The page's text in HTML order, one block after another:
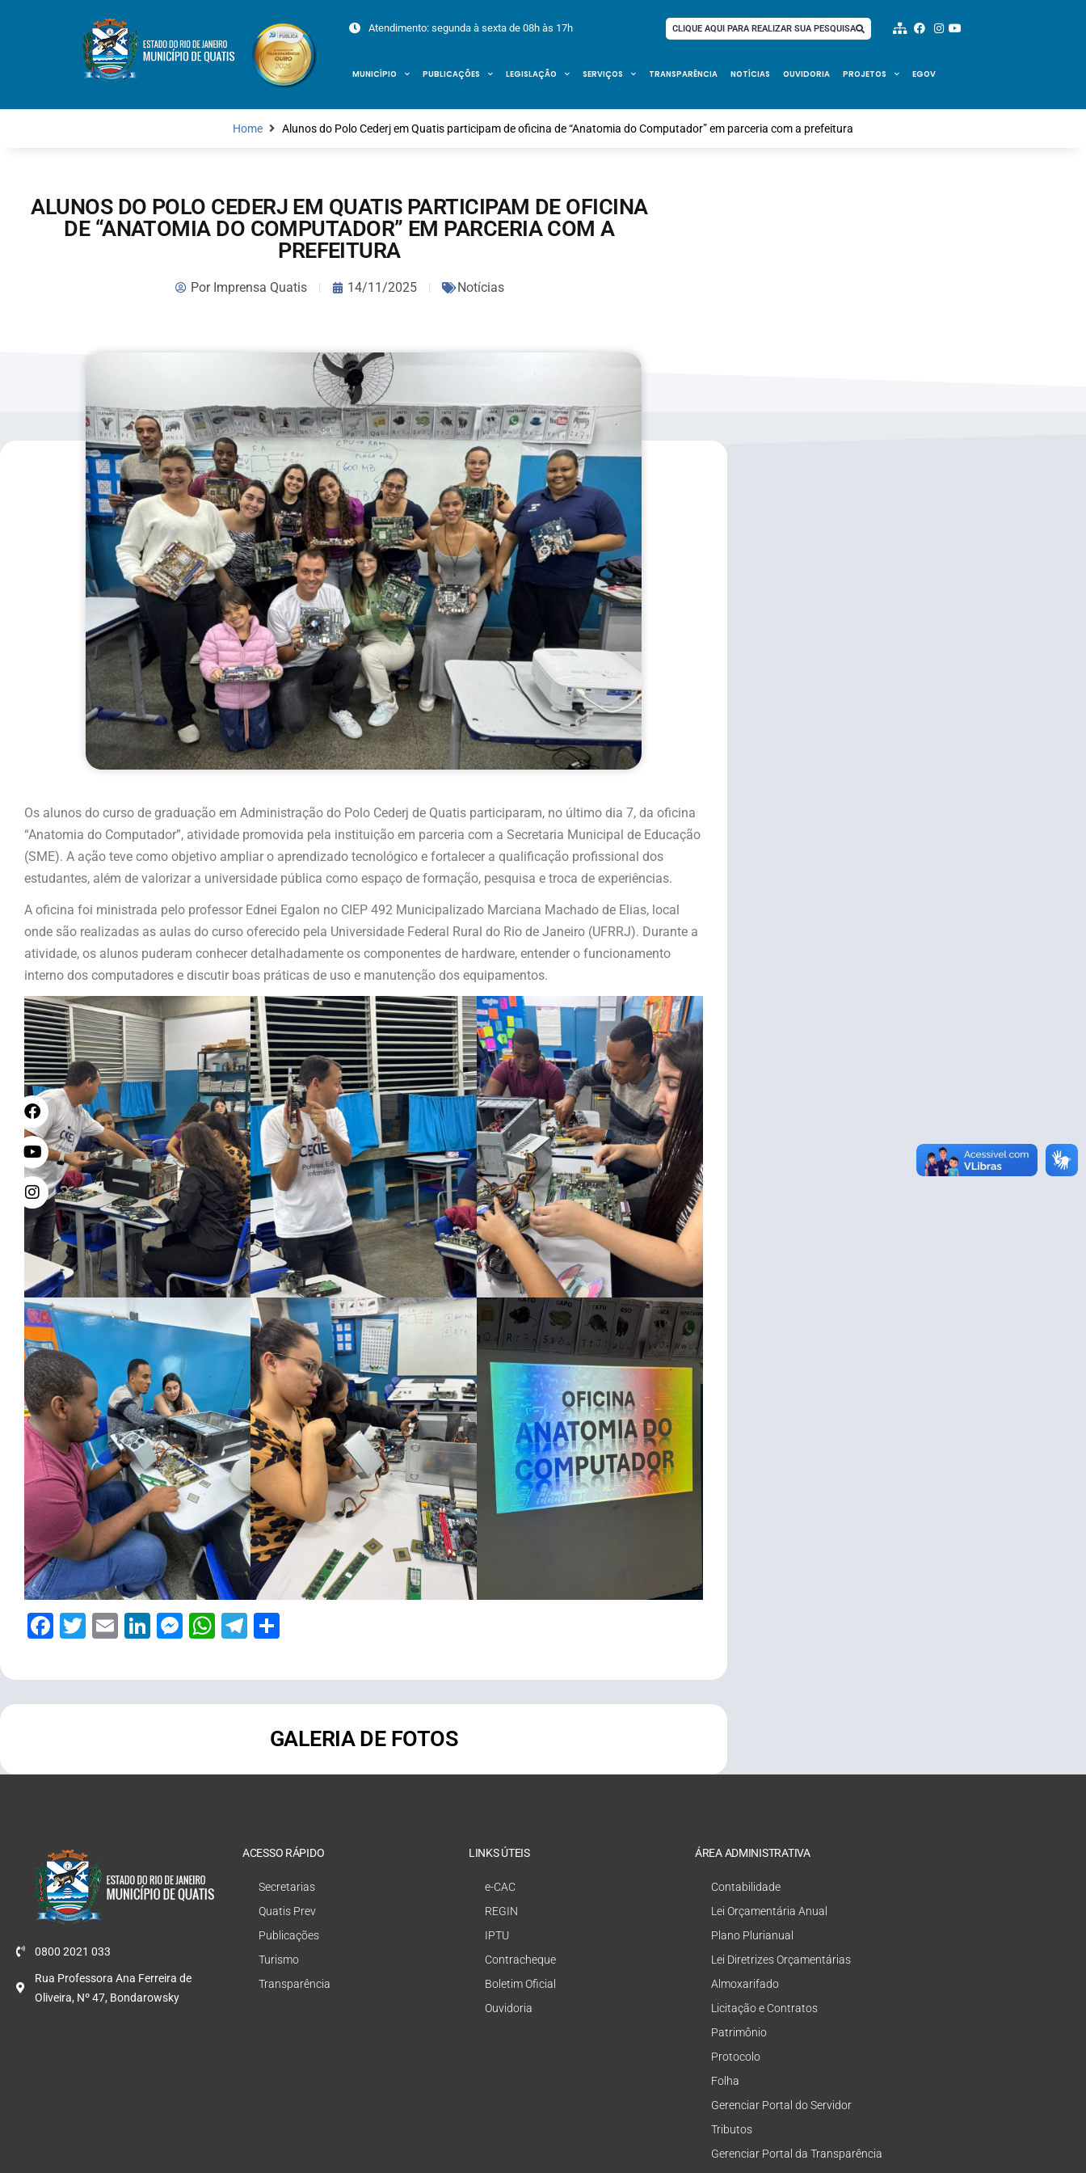
Atendimento: segunda à sexta de 08h às 17h CLIQUE AQUI PARA REALIZAR SUA PESQUISA
MUNICÍPIO PUBLICAÇÕES LEGISLAÇÃO SERVIÇOS TRANSPARÊNCIA NOTÍCIAS OUVIDORIA PROJETOS EGOV
Home Alunos do Polo Cederj em Quatis participam de oficina de “Anatomia do Computador” em parceria com a prefeitura
ALUNOS DO POLO CEDERJ EM QUATIS PARTICIPAM DE OFICINA
DE “ANATOMIA DO COMPUTADOR” EM PARCERIA COM A
PREFEITURA
PorImprensa Quatis 14/11/2025 Notícias
Os alunos do curso de graduação em Administração do Polo Cederj de Quatis participaram, no último dia 7, da oficina
“Anatomia do Computador”, atividade promovida pela instituição em parceria com a Secretaria Municipal de Educação
(SME). A ação teve como objetivo ampliar o aprendizado tecnológico e fortalecer a qualificação profissional dos
estudantes, além de valorizar a universidade pública como espaço de formação, pesquisa e troca de experiências.
A oficina foi ministrada pelo professor Ednei Egalon no CIEP 492 Municipalizado Marciana Machado de Elias, local
onde são realizadas as aulas do curso oferecido pela Universidade Federal Rural do Rio de Janeiro (UFRRJ). Durante a
atividade, os alunos puderam conhecer detalhadamente os componentes de hardware, entender o funcionamento
interno dos computadores e discutir boas práticas de uso e manutenção dos equipamentos.
Facebook
Twitter
EmailLinkedIn
Messenger
WhatsApp
Telegram
GALERIA DE FOTOS
0800 2021 033
Rua Professora Ana Ferreira de
Oliveira, Nº 47, Bondarowsky
ACESSO RÁPIDO
Secretarias
Quatis Prev
Publicações
Turismo
Transparência
LINKS ÚTEIS
e-CAC
REGIN
IPTU
Contracheque
Boletim Oficial
Ouvidoria
ÁREA ADMINISTRATIVA
Contabilidade
Lei Orçamentária Anual
Plano Plurianual
Lei Diretrizes Orçamentárias
Almoxarifado
Licitação e Contratos
Patrimônio
Protocolo
Folha
Gerenciar Portal do Servidor
Tributos
Gerenciar Portal da Transparência